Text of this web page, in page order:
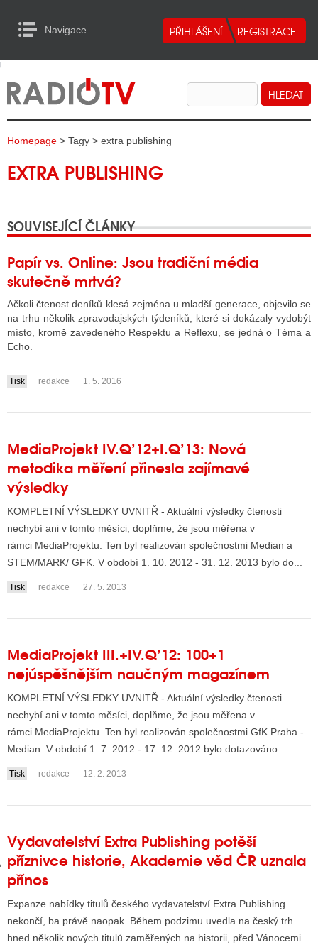
Navigace
RADIA
TELEVIZE
INTERNET
TISK
RADIA
RÁDIÍ
VYSÍLAČE
INTERNET
STRÁNKY RÁDIÍ
STÁT BLOGEREM
STARŠÍCH DISKUZÍ
to Content
Homepage > Tagy > extra publishing
EXTRA PUBLISHING
SOUVISEJÍCÍ ČLÁNKY
Papír vs. Online: Jsou tradiční média
skutečně mrtvá?
Ačkoli čtenost deníků klesá zejména u mladší generace, objevilo se
na trhu několik zpravodajských týdeníků, které si dokázaly vydobýt
místo, kromě zavedeného Respektu a Reflexu, se jedná o Téma a
Echo.
....
Tisk redakce 1. 5. 2016
MediaProjekt IV.Q’12+I.Q’13: Nová
metodika měření přinesla zajímavé
výsledky
KOMPLETNÍ VÝSLEDKY UVNITŘ - Aktuální výsledky čtenosti
nechybí ani v tomto měsíci, doplňme, že jsou měřena v
rámci MediaProjektu. Ten byl realizován společnostmi Median a
STEM/MARK/ GFK. V období 1. 10. 2012 - 31. 12. 2013 bylo do...
Tisk redakce 27. 5. 2013
MediaProjekt III.+IV.Q’12: 100+1
nejúspěšnějším naučným magazínem
KOMPLETNÍ VÝSLEDKY UVNITŘ - Aktuální výsledky čtenosti
nechybí ani v tomto měsíci, doplňme, že jsou měřena v
rámci MediaProjektu. Ten byl realizován společnostmi GfK Praha -
Median. V období 1. 7. 2012 - 17. 12. 2012 bylo dotazováno ...
Tisk redakce 12. 2. 2013
Vydavatelství Extra Publishing potěší
příznivce historie, Akademie věd ČR uznala
přínos
Expanze nabídky titulů českého vydavatelství Extra Publishing
nekončí, ba právě naopak. Během podzimu uvedla na český trh
hned několik nových titulů zaměřených na historii, před Vánocemi